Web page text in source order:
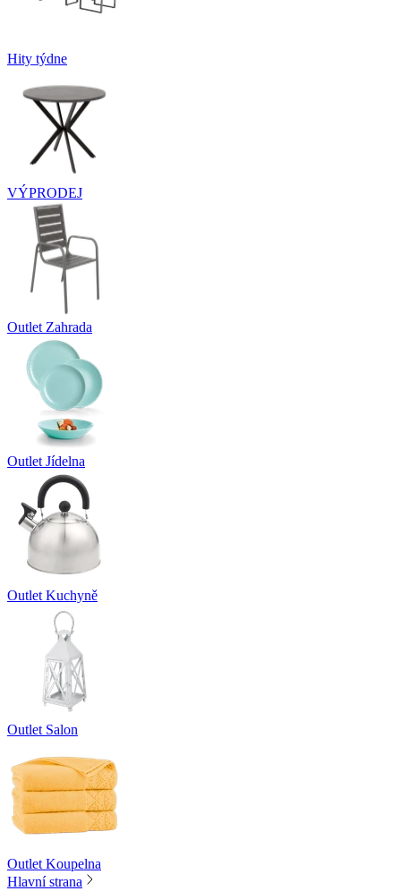
Hity týdne
VÝPRODEJ
Outlet Zahrada
Outlet Jídelna
Outlet Kuchyně
Outlet Salon
Outlet Koupelna
Hlavní strana